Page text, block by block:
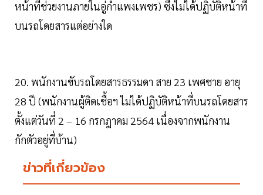
หน้าที่ช่วยงานภายในอู่กำแพงเพชร) ซึ่งไม่ได้ปฏิบัติหน้าที่
บนรถโดยสารแต่อย่างใด
20. พนักงานขับรถโดยสารธรรมดา สาย 23 เพศชาย อายุ
28 ปี (พนักงานผู้ติดเชื้อฯ ไม่ได้ปฏิบัติหน้าที่บนรถโดยสาร
ตั้งแต่วันที่ 2 – 16 กรกฎาคม 2564 เนื่องจากพนักงาน
กักตัวอยู่ที่บ้าน)
ข่าวที่เกี่ยวข้อง